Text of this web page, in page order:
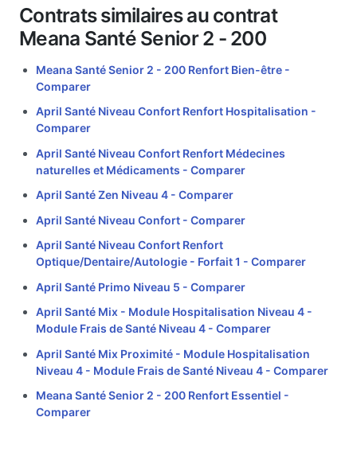
Contrats similaires au contrat
Meana Santé Senior 2 - 200
Meana Santé Senior 2 - 200 Renfort Bien-être -
Comparer
April Santé Niveau Confort Renfort Hospitalisation -
Comparer
April Santé Niveau Confort Renfort Médecines
naturelles et Médicaments - Comparer
April Santé Zen Niveau 4 - Comparer
April Santé Niveau Confort - Comparer
April Santé Niveau Confort Renfort
Optique/Dentaire/Autologie - Forfait 1 - Comparer
April Santé Primo Niveau 5 - Comparer
April Santé Mix - Module Hospitalisation Niveau 4 -
Module Frais de Santé Niveau 4 - Comparer
April Santé Mix Proximité - Module Hospitalisation
Niveau 4 - Module Frais de Santé Niveau 4 - Comparer
Meana Santé Senior 2 - 200 Renfort Essentiel -
Comparer